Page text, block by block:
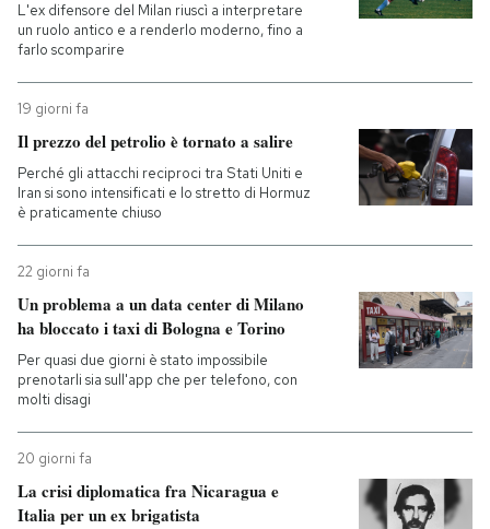
L'ex difensore del Milan riuscì a interpretare
un ruolo antico e a renderlo moderno, fino a
farlo scomparire
19 giorni fa
Il prezzo del petrolio è tornato a salire
Perché gli attacchi reciproci tra Stati Uniti e
Iran si sono intensificati e lo stretto di Hormuz
è praticamente chiuso
22 giorni fa
Un problema a un data center di Milano
ha bloccato i taxi di Bologna e Torino
Per quasi due giorni è stato impossibile
prenotarli sia sull'app che per telefono, con
molti disagi
20 giorni fa
La crisi diplomatica fra Nicaragua e
Italia per un ex brigatista